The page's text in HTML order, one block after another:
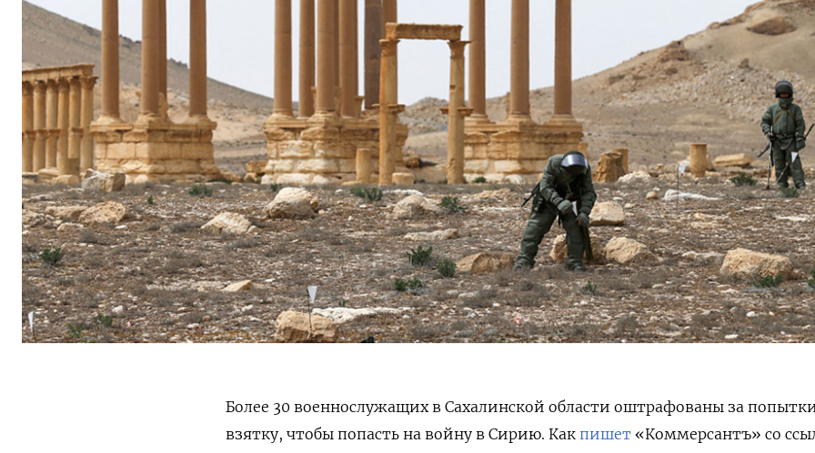
Более 30 военнослужащих в Сахалинской области оштрафованы за
взятку, чтобы попасть на войну в Сирию. Как пишет «Коммерсантъ» со